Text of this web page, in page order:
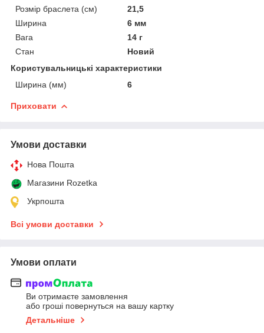
Розмір браслета (см)
21,5
Ширина
6 мм
Вага
14 г
Стан
Новий
Користувальницькі характеристики
Ширина (мм)
6
Приховати
Умови доставки
Нова Пошта
Магазини Rozetka
Укрпошта
Всі умови доставки
Умови оплати
Ви отримаєте замовлення
або гроші повернуться на вашу картку
Детальніше